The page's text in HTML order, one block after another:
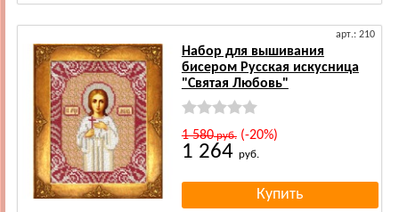
арт.: 210
Набор для вышивания
бисером Русская искусница
"Святая Любовь"
1 580руб.(-20%)
1 264 руб.